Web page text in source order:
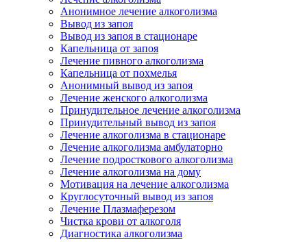
Анонимное лечение алкоголизма
Вывод из запоя
Вывод из запоя в стационаре
Капельница от запоя
Лечение пивного алкоголизма
Капельница от похмелья
Анонимный вывод из запоя
Лечение женского алкоголизма
Принудительное лечение алкоголизма
Принудительный вывод из запоя
Лечение алкоголизма в стационаре
Лечение алкоголизма амбулаторно
Лечение подросткового алкоголизма
Лечение алкоголизма на дому
Мотивация на лечение алкоголизма
Круглосуточный вывод из запоя
Лечение Плазмаферезом
Чистка крови от алкоголя
Диагностика алкоголизма